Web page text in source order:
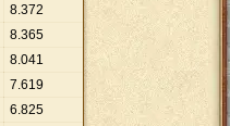
8.372
8.365
8.041
7.619
6.825